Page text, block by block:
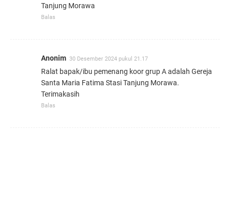
Tanjung Morawa
Balas
Anonim 30 Desember 2024 pukul 21.17
Ralat bapak/ibu pemenang koor grup A adalah Gereja
Santa Maria Fatima Stasi Tanjung Morawa.
Terimakasih
Balas